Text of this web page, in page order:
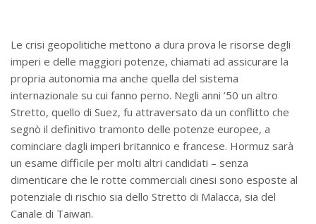
Le crisi geopolitiche mettono a dura prova le risorse degli
imperi e delle maggiori potenze, chiamati ad assicurare la
propria autonomia ma anche quella del sistema
internazionale su cui fanno perno. Negli anni ’50 un altro
Stretto, quello di Suez, fu attraversato da un conflitto che
segnò il definitivo tramonto delle potenze europee, a
cominciare dagli imperi britannico e francese. Hormuz sarà
un esame difficile per molti altri candidati – senza
dimenticare che le rotte commerciali cinesi sono esposte al
potenziale di rischio sia dello Stretto di Malacca, sia del
Canale di Taiwan.